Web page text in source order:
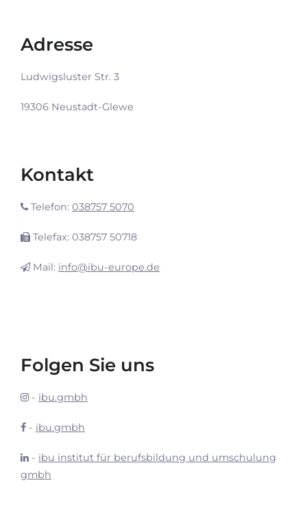
Adresse
Ludwigsluster Str. 3
19306 Neustadt-Glewe
Kontakt
Telefon: 038757 5070
Telefax: 038757 50718
Mail: info@ibu-europe.de
Folgen Sie uns
- ibu.gmbh
- ibu.gmbh
- ibu institut für berufsbildung und umschulung
gmbh